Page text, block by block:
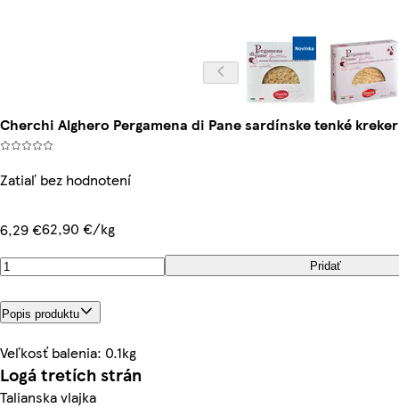
Cherchi Alghero Pergamena di Pane sardínske tenké
Zatiaľ bez hodnotení
6,29 €62,90 €/kg
Pridať
Popis produktu
Veľkosť balenia: 0.1kg
Logá tretích strán
Talianska vlajka